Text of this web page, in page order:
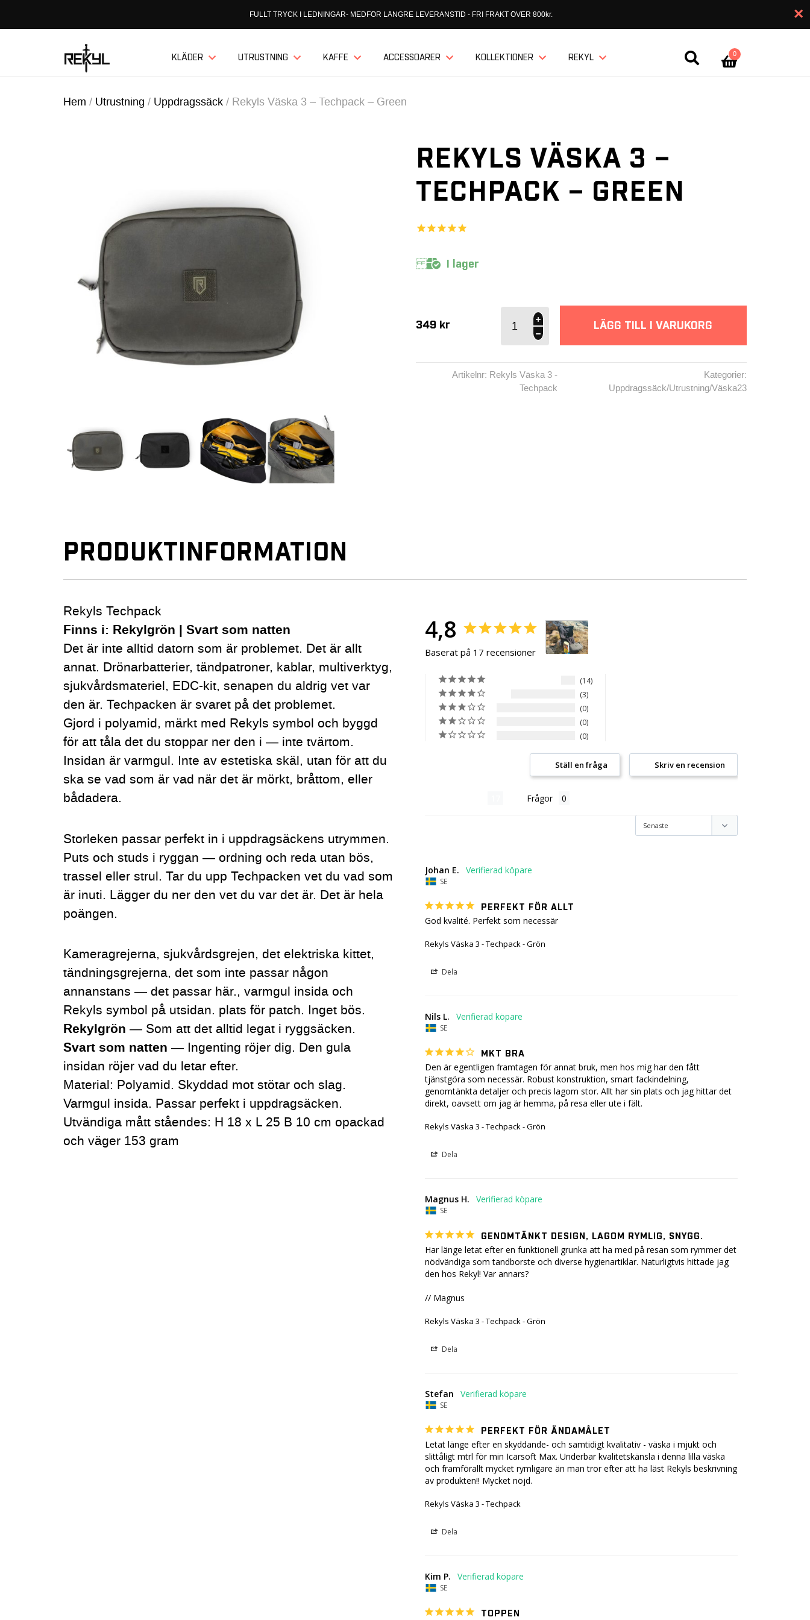
FULLT TRYCK I LEDNINGAR- MEDFÖR LÄNGRE LEVERANSTID - FRI FRAKT ÖVER 800kr. ×
KLÄDER UTRUSTNING KAFFE ACCESSOARER KOLLEKTIONER REKYL 0
Hem / Utrustning / Uppdragssäck / Rekyls Väska 3 – Techpack – Green
REKYLS VÄSKA 3 –
TECHPACK – GREEN
I lager
349 kr
Väska 3 -
Techpack
mängd
LÄGG TILL I VARUKORG
Artikelnr: Rekyls Väska 3 -
Techpack
Kategorier:
Uppdragssäck/Utrustning/Väska23
PRODUKTINFORMATION
Rekyls Techpack
Finns i: Rekylgrön | Svart som natten
Det är inte alltid datorn som är problemet. Det är allt
annat. Drönarbatterier, tändpatroner, kablar, multiverktyg,
sjukvårdsmateriel, EDC-kit, senapen du aldrig vet var
den är. Techpacken är svaret på det problemet.
Gjord i polyamid, märkt med Rekyls symbol och byggd
för att tåla det du stoppar ner den i — inte tvärtom.
Insidan är varmgul. Inte av estetiska skäl, utan för att du
ska se vad som är vad när det är mörkt, bråttom, eller
bådadera.
Storleken passar perfekt in i uppdragsäckens utrymmen.
Puts och studs i ryggan — ordning och reda utan bös,
trassel eller strul. Tar du upp Techpacken vet du vad som
är inuti. Lägger du ner den vet du var det är. Det är hela
poängen.
Kameragrejerna, sjukvårdsgrejen, det elektriska kittet,
tändningsgrejerna, det som inte passar någon
annanstans — det passar här., varmgul insida och
Rekyls symbol på utsidan. plats för patch. Inget bös.
Rekylgrön — Som att det alltid legat i ryggsäcken.
Svart som natten — Ingenting röjer dig. Den gula
insidan röjer vad du letar efter.
Material: Polyamid. Skyddad mot stötar och slag.
Varmgul insida. Passar perfekt i uppdragsäcken.
Utvändiga mått ståendes: H 18 x L 25 B 10 cm opackad
och väger 153 gram
4,8
Baserat på 17 recensioner
14
3
0
0
0
Skriv en recension
Ställ en fråga
Frågor
Johan E.
SE
PERFEKT FÖR ALLT
God kvalité. Perfekt som necessär
Rekyls Väska 3 - Techpack - Grön
Dela
Nils L.
SE
MKT BRA
Den är egentligen framtagen för annat bruk, men hos mig har den fått
tjänstgöra som necessär. Robust konstruktion, smart fackindelning,
genomtänkta detaljer och precis lagom stor. Allt har sin plats och jag hittar det
direkt, oavsett om jag är hemma, på resa eller ute i fält.
Rekyls Väska 3 - Techpack - Grön
Dela
Magnus H.
SE
GENOMTÄNKT DESIGN, LAGOM RYMLIG, SNYGG.
Har länge letat efter en funktionell grunka att ha med på resan som rymmer det
nödvändiga som tandborste och diverse hygienartiklar. Naturligtvis hittade jag
den hos Rekyl! Var annars?
// Magnus
Rekyls Väska 3 - Techpack - Grön
Dela
Stefan
SE
PERFEKT FÖR ÄNDAMÅLET
Letat länge efter en skyddande- och samtidigt kvalitativ - väska i mjukt och
slittåligt mtrl för min Icarsoft Max. Underbar kvalitetskänsla i denna lilla väska
och framförallt mycket rymligare än man tror efter att ha läst Rekyls beskrivning
av produkten!! Mycket nöjd.
Rekyls Väska 3 - Techpack
Dela
Kim P.
SE
TOPPEN